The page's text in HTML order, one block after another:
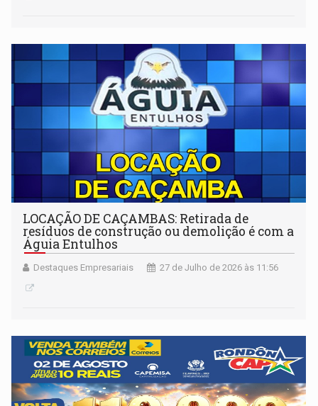
LOCAÇÃO DE CAÇAMBAS: Retirada de
resíduos de construção ou demolição é com a
Águia Entulhos
Destaques Empresariais 27 de Julho de 2026 às 11:56